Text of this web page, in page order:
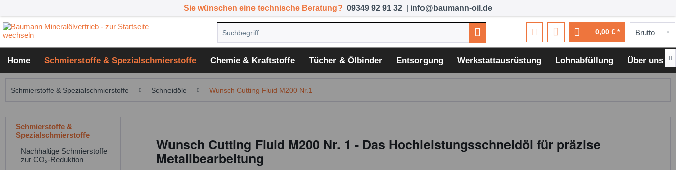
Sie wünschen eine technische Beratung? 09349 92 91 32 info@baumann-oil.de
0,00 € *
Home Schmierstoffe & Spezialschmierstoffe Chemie & Kraftstoffe Tücher & Ölbinder Entsorgung Werkstattausrüstung Lohnabfüllung Über uns 
Schmierstoffe & Spezialschmierstoffe Schneidöle Wunsch Cutting Fluid M200 Nr.1
Schmierstoffe &
Spezialschmierstoffe
Nachhaltige Schmierstoffe
zur CO₂-Reduktion
Wunsch Cutting Fluid M200 Nr. 1 - Das Hochleistungsschneidöl für präzise
Metallbearbeitung